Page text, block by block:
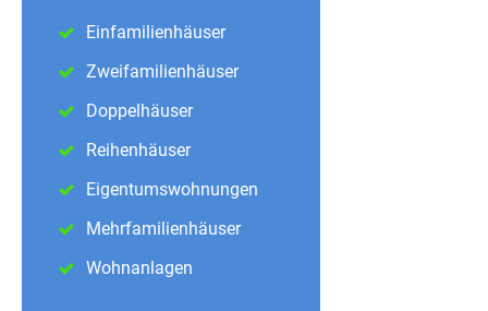
Einfamilienhäuser
Zweifamilienhäuser
Doppelhäuser
Reihenhäuser
Eigentumswohnungen
Mehrfamilienhäuser
Wohnanlagen